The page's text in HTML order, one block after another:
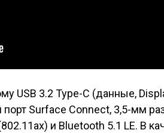
USB 3.2 Type-C (данные,
Surface Connect, 3,5-мм
и Bluetooth 5.1 LE. В